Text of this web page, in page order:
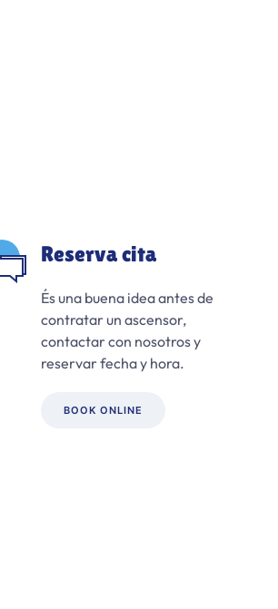
Reserva cita
És una buena idea antes de
contratar un ascensor,
contactar con nosotros y
reservar fecha y hora.
BOOK ONLINE